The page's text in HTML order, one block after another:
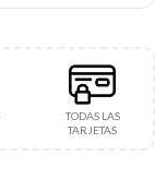
TODAS LAS
TARJETAS